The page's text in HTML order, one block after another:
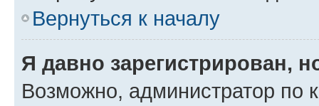
Вернуться к началу
Я давно зарегистрирован,
Возможно, администратор по